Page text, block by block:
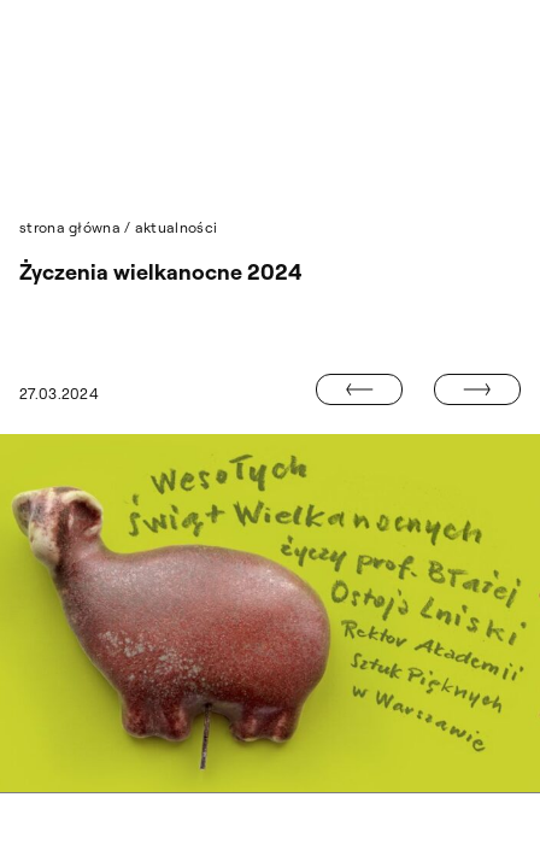
strona główna / aktualności
27.03.2024
Życzenia wielkanocne 2024
WYBRANY NA REKTORA ASP W WARSZAWIE
„ROBAK